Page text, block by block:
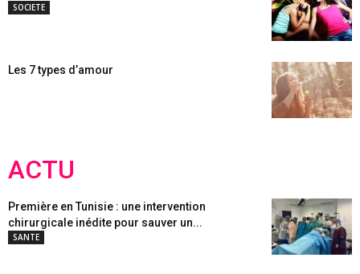
SOCIETE
Les 7 types d’amour
ACTU
Première en Tunisie : une intervention
chirurgicale inédite pour sauver un...
SANTE